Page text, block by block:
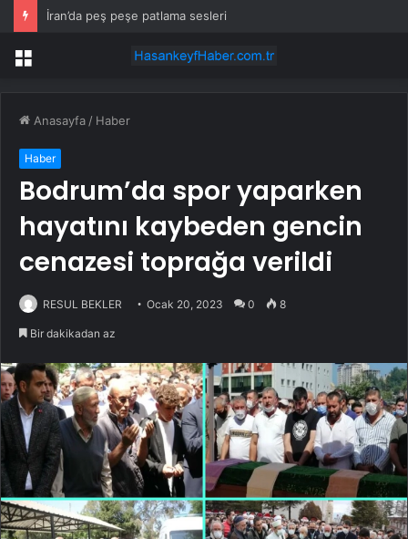
İran’da peş peşe patlama sesleri
Menü
Anasayfa / Haber
Haber
Bodrum’da spor yaparken
hayatını kaybeden gencin
cenazesi toprağa verildi
RESUL BEKLER Ocak 20, 2023 0 8
Bir dakikadan az